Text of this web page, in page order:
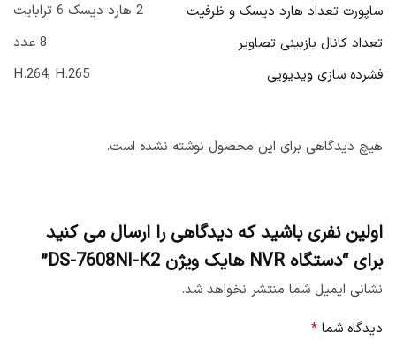
ساپورت تعداد هارد دیسک و ظرفیت
2 هارد دیسک 6 ترابایت
تعداد کانال بازبینی تصاویر
8 عدد
فشرده سازی ویدیویی
H.264, H.265
هیچ دیدگاهی برای این محصول نوشته نشده است.
اولین نفری باشید که دیدگاهی را ارسال می کنید
برای “دستگاه NVR هایک ویژن DS-7608NI-K2”
نشانی ایمیل شما منتشر نخواهد شد.
دیدگاه شما *